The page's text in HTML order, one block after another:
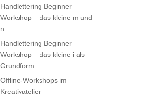
Handlettering Beginner
Workshop – das kleine m und
n
Handlettering Beginner
Workshop – das kleine i als
Grundform
Offline-Workshops im
Kreativatelier